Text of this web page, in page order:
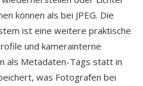
können als bei JPEG. Die
ist eine weitere praktische
und kamerainterne
als Metadaten-Tags statt in
was Fotografen bei